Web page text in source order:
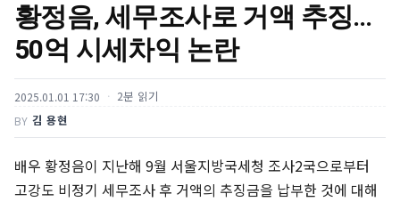
황정음, 세무조사로 거액 추징…
50억 시세차익 논란
2025.01.01 17:30 2분 읽기
BY 김 용현
배우 황정음이 지난해 9월 서울지방국세청 조사2국으로부터
고강도 비정기 세무조사 후 거액의 추징금을 납부한 것에 대해